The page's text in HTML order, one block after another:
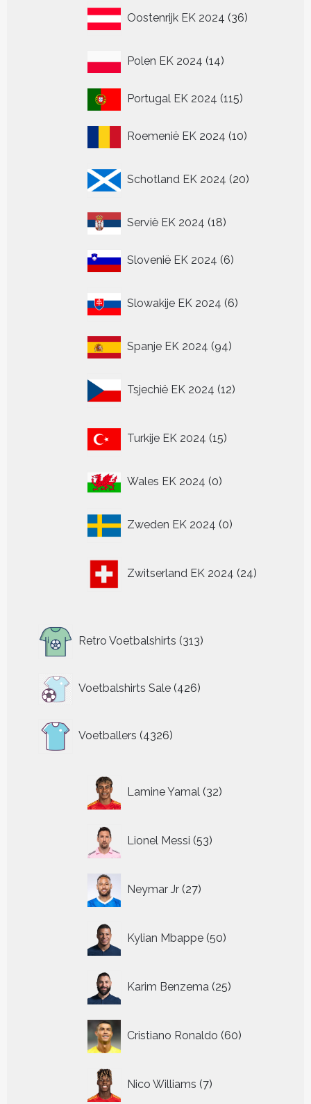
Oostenrijk EK 2024 36
producten
Polen EK 2024 1414
Portugal EK 2024 115115
Roemenië EK 2024 1010
Schotland EK 2024 20
producten
Servië EK 2024 1818
Slovenië EK 2024 66
Slowakije EK 2024 6
producten
Spanje EK 2024 9494
Tsjechië EK 2024 12
producten
Turkije EK 2024 15
producten
Wales EK 2024 00
Zweden EK 2024 0
producten
Zwitserland EK 2024 24
producten
Retro Voetbalshirts 313
producten
Voetbalshirts Sale 426
426
producten
Voetballers 4326
producten
Lamine Yamal 32
producten
Lionel Messi 53
producten
Neymar Jr 27
producten
Kylian Mbappe 50
producten
Karim Benzema 25
producten
Cristiano Ronaldo 60
producten
Nico Williams 7
producten